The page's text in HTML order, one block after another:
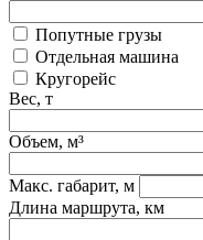
Попутные грузы
Отдельная машина
Кругорейс
Вес, т
Объем, м³
Макс. габарит, м
Длина маршрута, км